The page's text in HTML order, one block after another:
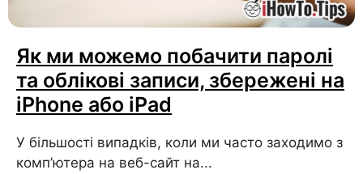
Як ми можемо побачити паролі
та облікові записи, збережені на
iPhone або iPad
У більшості випадків, коли ми часто заходимо з
комп’ютера на веб-сайт на...